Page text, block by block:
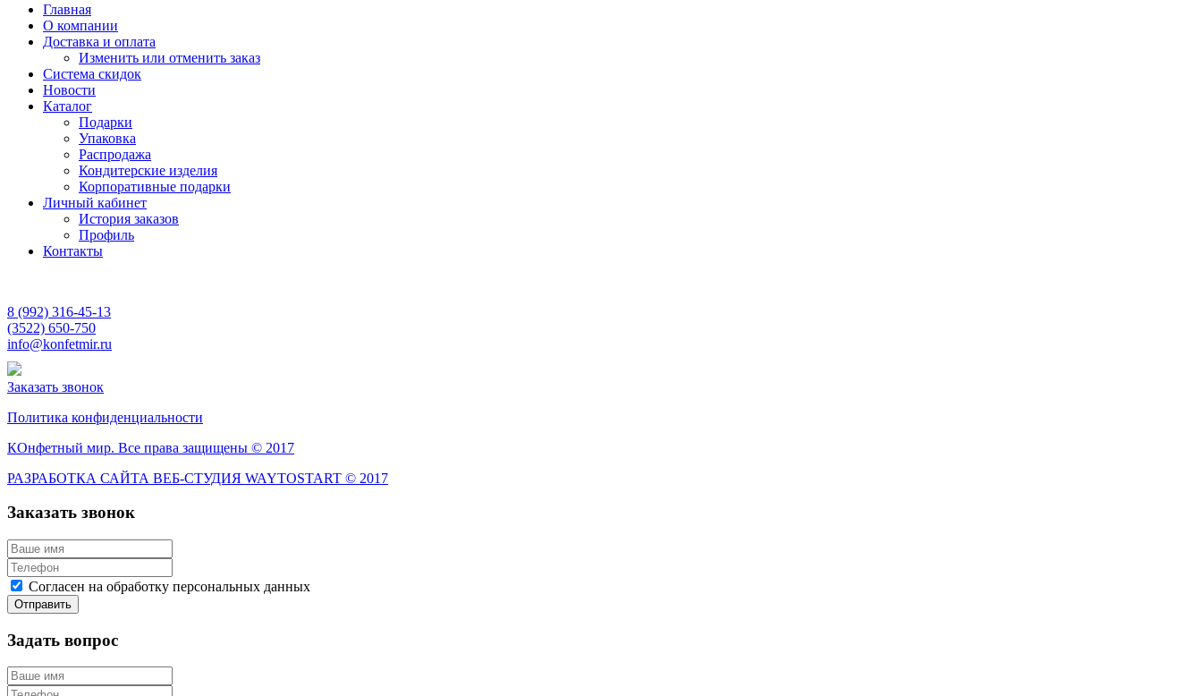
Главная
О компании
Доставка и оплата
Изменить или отменить заказ
Система скидок
Новости
Каталог
Подарки
Упаковка
Распродажа
Кондитерские изделия
Корпоративные подарки
Личный кабинет
История заказов
Профиль
Контакты
8 (992) 316-45-13
(3522) 650-750
info@konfetmir.ru
Заказать звонок
Политика конфиденциальности
КОнфетный мир. Все права защищены © 2017
РАЗРАБОТКА САЙТА ВЕБ-СТУДИЯ WAYTOSTART © 2017
Заказать звонок
Согласен на обработку персональных данных
Задать вопрос